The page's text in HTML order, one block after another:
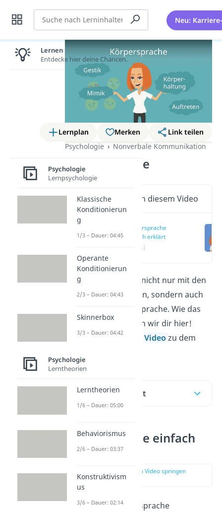
Suche Neu:
Lernplan Merken
Link teilen
Psychologie
Nonverbale Kommunikation
Körpersprache
Wichtige Inhalte in diesem Video
Körpersprache
einfach erklärt
(00:15)
Wir kommunizieren nicht nur mit den
Worten, die wir sagen, sondern auch
mit unserer Körpersprache. Wie das
funktioniert, erklären wir dir hier!
Schau dir jetzt unser Video zu dem
Inhaltsübersicht
Körpersprache einfach
erklärt
zur Stelle im Video springen
(00:15)
Durch deine Körpersprache
Lernen lohnt sich!
Entdecke hier deine Chancen.
Psychologie
Lernpsychologie
Klassische
Konditionierun
g
1/3 – Dauer: 04:45
Operante
Konditionierun
g
2/3 – Dauer: 04:43
Skinnerbox
3/3 – Dauer: 04:42
Psychologie
Lerntheorien
Lerntheorien
1/6 – Dauer: 05:00
Behaviorismus
2/6 – Dauer: 03:37
Konstruktivism
us
3/6 – Dauer: 02:14